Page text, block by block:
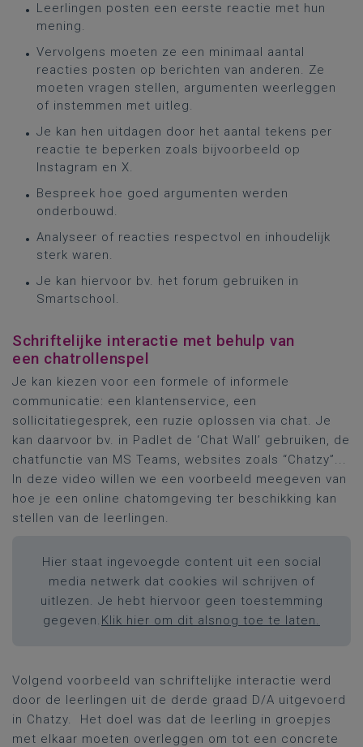
Leerlingen posten een eerste reactie met hun
mening.
Vervolgens moeten ze een minimaal aantal
reacties posten op berichten van anderen. Ze
moeten vragen stellen, argumenten weerleggen
of instemmen met uitleg.
Je kan hen uitdagen door het aantal tekens per
reactie te beperken zoals bijvoorbeeld op
Instagram en X.
Bespreek hoe goed argumenten werden
onderbouwd.
Analyseer of reacties respectvol en inhoudelijk
sterk waren.
Je kan hiervoor bv. het forum gebruiken in
Smartschool.
Schriftelijke interactie met behulp van
een chatrollenspel
Je kan kiezen voor een formele of informele
communicatie: een klantenservice, een
sollicitatiegesprek, een ruzie oplossen via chat. Je
kan daarvoor bv. in Padlet de ‘Chat Wall’ gebruiken, de
chatfunctie van MS Teams, websites zoals “Chatzy”...
In deze video willen we een voorbeeld meegeven van
hoe je een online chatomgeving ter beschikking kan
stellen van de leerlingen.
Hier staat ingevoegde content uit een social
media netwerk dat cookies wil schrijven of
uitlezen. Je hebt hiervoor geen toestemming
gegeven. Klik hier om dit alsnog toe te laten.
Volgend voorbeeld van schriftelijke interactie werd
door de leerlingen uit de derde graad D/A uitgevoerd
in Chatzy. Het doel was dat de leerling in groepjes
met elkaar moeten overleggen om tot een concrete